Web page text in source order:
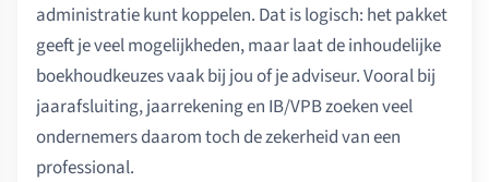
administratie kunt koppelen. Dat is logisch: het pakket
geeft je veel mogelijkheden, maar laat de inhoudelijke
boekhoudkeuzes vaak bij jou of je adviseur. Vooral bij
jaarafsluiting, jaarrekening en IB/VPB zoeken veel
ondernemers daarom toch de zekerheid van een
professional.